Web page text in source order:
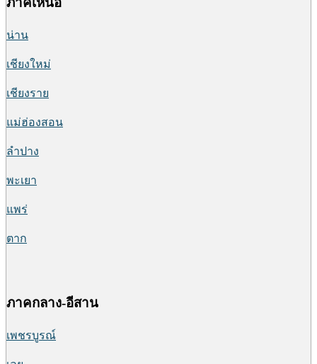
น่าน
เชียงใหม่
เชียงราย
แม่ฮ่องสอน
ลำปาง
พะเยา
แพร่
ตาก
ภาคกลาง-อีสาน
เพชรบูรณ์